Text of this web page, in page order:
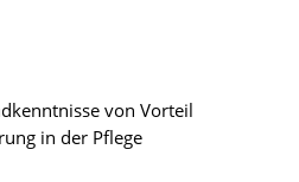
von Vorteil
in der Pflege